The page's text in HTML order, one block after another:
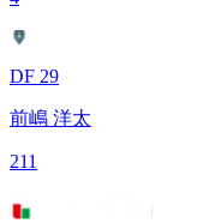
DF 29
前嶋 洋太
211